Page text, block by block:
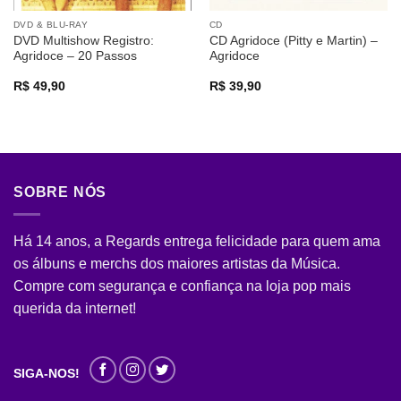
DVD & BLU-RAY
DVD Multishow Registro:
Agridoce – 20 Passos
R$49,90
CD
CD Agridoce (Pitty e Martin) –
Agridoce
R$39,90
SOBRE NÓS
Há 14 anos, a Regards entrega felicidade para quem ama
os álbuns e merchs dos maiores artistas da Música.
Compre com segurança e confiança na loja pop mais
querida da internet!
SIGA-NOS!